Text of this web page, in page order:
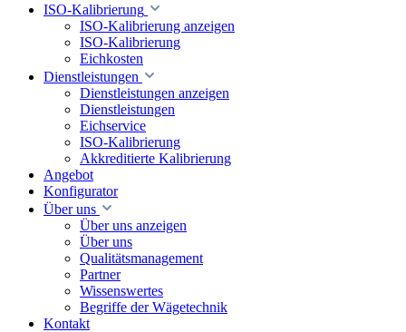
ISO-Kalibrierung
ISO-Kalibrierung anzeigen
ISO-Kalibrierung
Eichkosten
Dienstleistungen
Dienstleistungen anzeigen
Dienstleistungen
Eichservice
ISO-Kalibrierung
Akkreditierte Kalibrierung
Angebot
Konfigurator
Über uns
Über uns anzeigen
Über uns
Qualitätsmanagement
Partner
Wissenswertes
Begriffe der Wägetechnik
Kontakt